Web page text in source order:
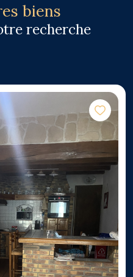
biens
recherche